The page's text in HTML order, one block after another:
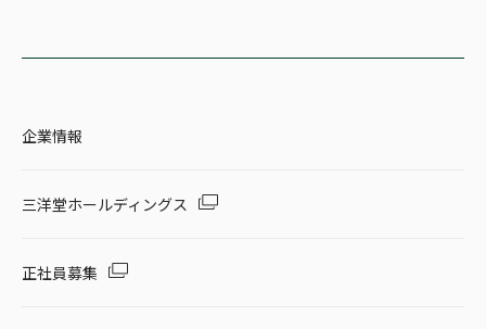
企業情報
三洋堂ホールディングス
正社員募集